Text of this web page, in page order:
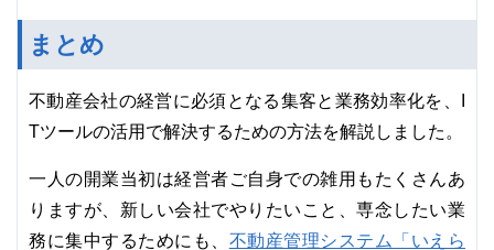
まとめ
不動産会社の経営に必須となる集客と業務効率化を、I
Tツールの活用で解決するための方法を解説しました。
一人の開業当初は経営者ご自身での雑用もたくさんあ
りますが、新しい会社でやりたいこと、専念したい業
務に集中するためにも、 不動産管理システム「いえら